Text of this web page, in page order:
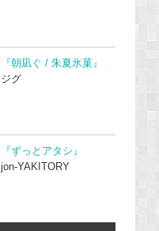
『朝凪ぐ / 朱夏氷菓』
ジグ
『ずっとアタシ』
jon-YAKITORY